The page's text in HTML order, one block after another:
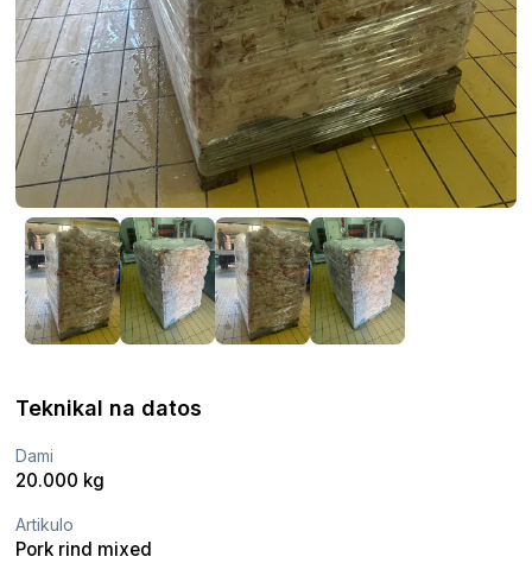
Teknikal na datos
Dami
20.000 kg
Artikulo
Pork rind mixed